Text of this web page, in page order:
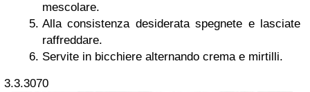
mescolare.
Alla consistenza desiderata spegnete e lasciate
raffreddare.
Servite in bicchiere alternando crema e mirtilli.
3.3.3070